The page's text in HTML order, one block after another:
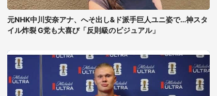
元NHK中川安奈アナ、へそ出し&ド派手巨人ユニ姿で...神スタ
イル炸裂 G党も大喜び「反則級のビジュアル」